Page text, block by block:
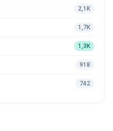
2,1K
1,7K
1,3K
918
742